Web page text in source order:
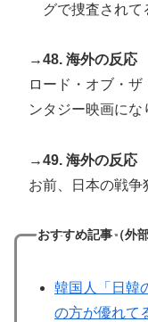
グで捜査されて
→48. 海外の反応
ロード・オブ・
ンタジー映画にな
→49. 海外の反応
お前、日本の戦争
おすすめ記事（外
韓国人「日韓
の方が優れて